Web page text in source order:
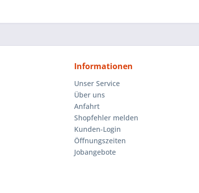
Informationen
Unser Service
Über uns
Anfahrt
Shopfehler melden
Kunden-Login
Öffnungszeiten
Jobangebote